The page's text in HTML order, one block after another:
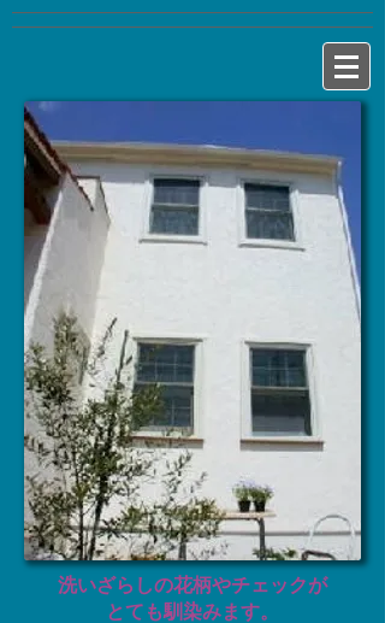
洗いざらしの花柄やチェックが
とても馴染みます。